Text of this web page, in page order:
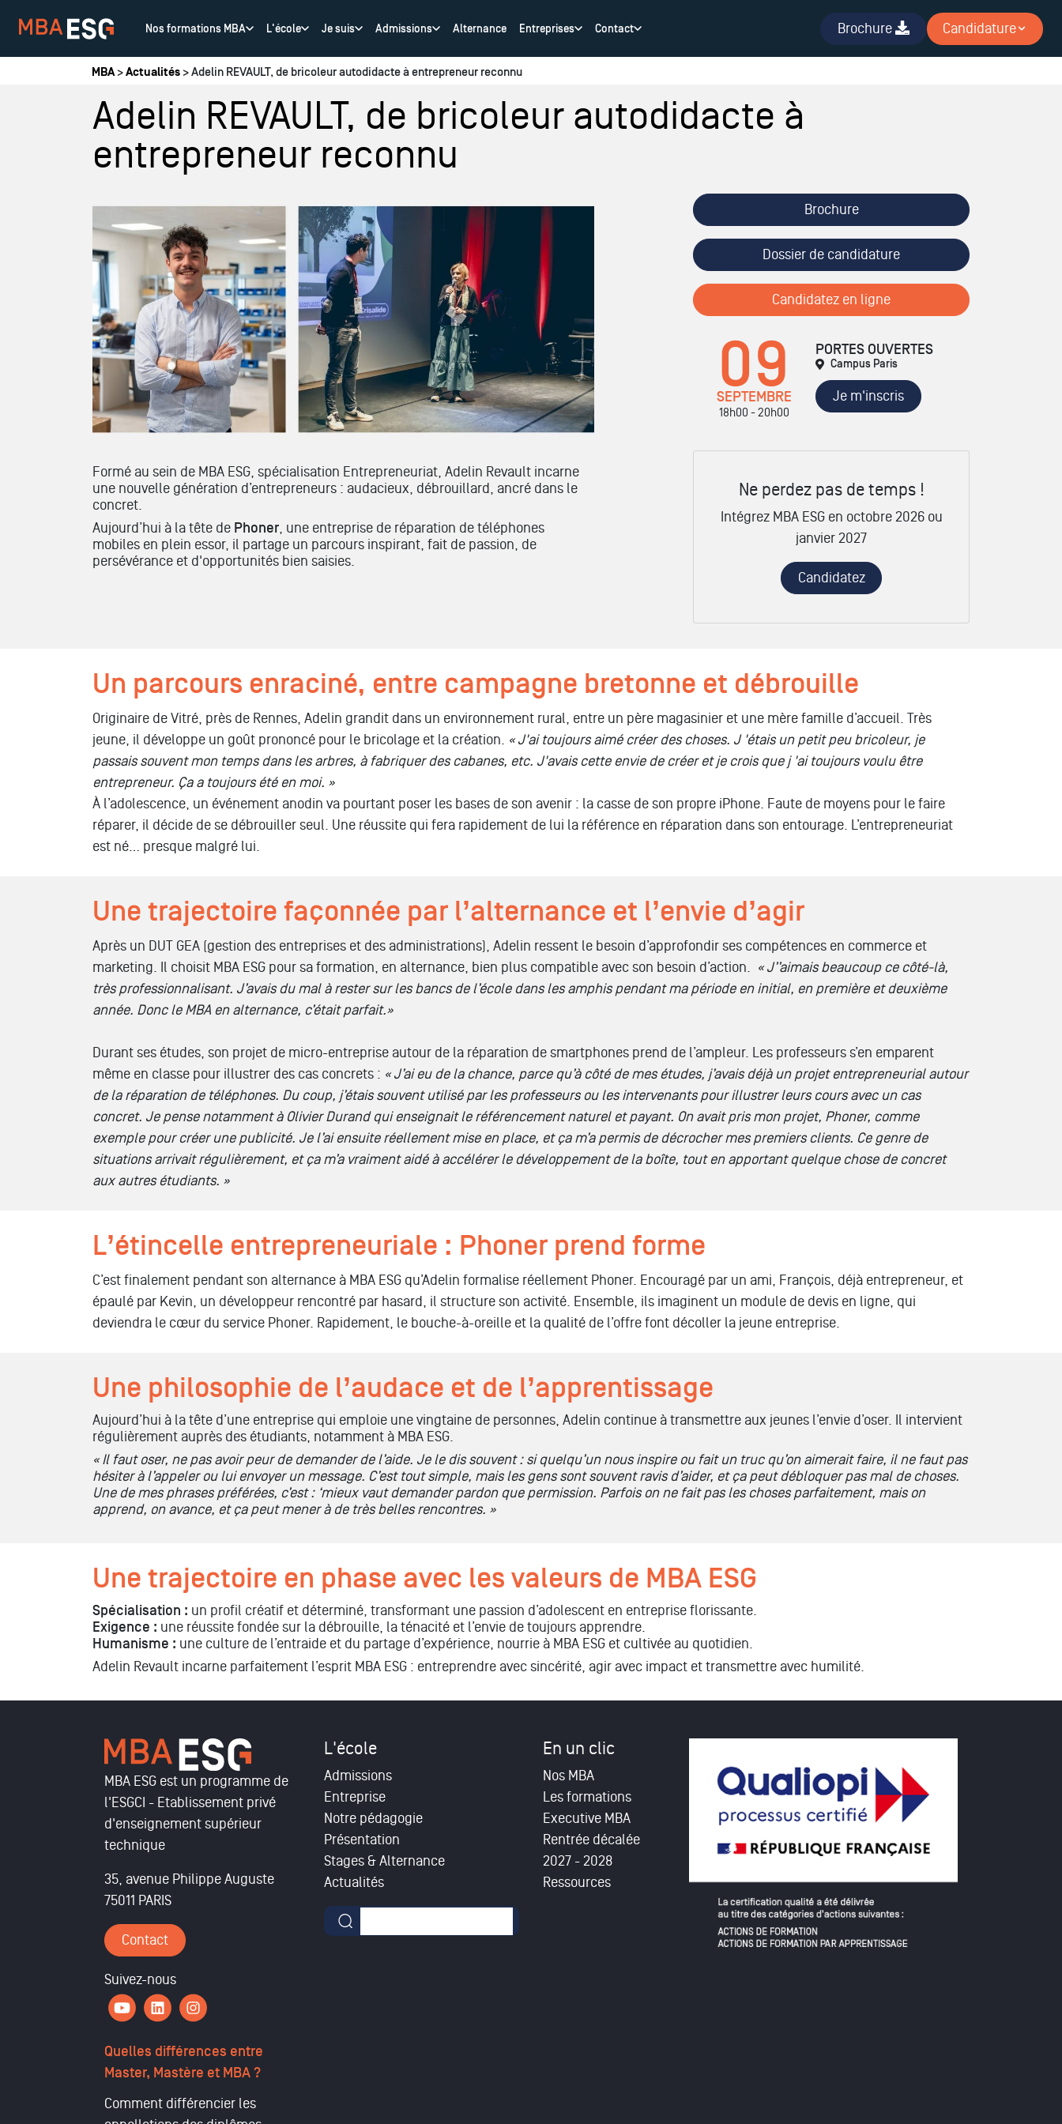
Vous êtes ici
MBA>Actualités > Adelin REVAULT, de bricoleur autodidacte à entrepreneur reconnu
Adelin REVAULT, de bricoleur autodidacte à
entrepreneur reconnu
Formé au sein de MBA ESG, spécialisation Entrepreneuriat, Adelin Revault incarne
une nouvelle génération d’entrepreneurs : audacieux, débrouillard, ancré dans le
concret.
Aujourd’hui à la tête de Phoner , une entreprise de réparation de téléphones
mobiles en plein essor, il partage un parcours inspirant, fait de passion, de
persévérance et d'opportunités bien saisies.
Brochure
Dossier de candidature
Candidatez en ligne
09
SEPTEMBRE
18h00 - 20h00
PORTES OUVERTES
Campus Paris
Je m'inscris
Ne perdez pas de temps !
Intégrez MBA ESG en octobre 2026 ou
janvier 2027
Candidatez
Un parcours enraciné, entre campagne bretonne et débrouille
Originaire de Vitré, près de Rennes, Adelin grandit dans un environnement rural, entre un père magasinier et une mère famille d’accueil. Très
jeune, il développe un goût prononcé pour le bricolage et la création. «J'ai toujours aimé créer des choses. J 'étais un petit peu bricoleur, je
passais souventmon tempsdans les arbres, à fabriquer des cabanes, etc. J'avais cette envie de créeret je crois que j 'ai toujours voulu être
entrepreneur. Ça a toujours été en moi. »
À l’adolescence, un événement anodin va pourtant poser les bases de son avenir : la casse de son propre iPhone. Faute de moyens pour le faire
réparer, il décide de se débrouiller seul. Une réussite qui fera rapidement de lui la référence en réparation dans son entourage. L’entrepreneuriat
est né… presque malgré lui.
Une trajectoire façonnée par l’alternance et l’envie d’agir
Après un DUT GEA (gestion des entreprises et des administrations), Adelin ressent le besoin d’approfondir ses compétences en commerce et
marketing. Il choisit MBA ESG pour sa formation, en alternance, bien plus compatible avec son besoin d’action. «J’’aimais beaucoup ce côté-là,
très professionnalisant. J’avais du mal à rester sur les bancs de l’école dans les amphis pendant ma période en initial, en première et deuxième
année. Donc le MBA en alternance, c’était parfait.»
Durant ses études, son projet de micro-entreprise autour de la réparation de smartphones prend de l’ampleur. Les professeurs s’en emparent
même en classe pour illustrer des cas concrets : « J’ai eu de la chance, parce qu’à côté de mes études, j’avais déjà un projet entrepreneurial autour
de la réparation de téléphones. Du coup, j’étais souvent utilisé par les professeurs ou les intervenants pour illustrer leurs cours avec un cas
concret. Je pense notamment à Olivier Durand qui enseignait le référencement naturel et payant. On avait pris mon projet, Phoner, comme
exemple pour créer une publicité. Je l’ai ensuite réellement mise en place, et ça m’a permis de décrocher mes premiers clients. Ce genre de
situations arrivait régulièrement, etça m’a vraiment aidé à accélérer le développement de la boîte, tout en apportant quelque chose de concret
aux autres étudiants. »
L’étincelle entrepreneuriale : Phoner prend forme
C’est finalement pendant son alternance à MBA ESG qu’Adelin formalise réellement Phoner. Encouragé par un ami, François, déjà entrepreneur, et
épaulé par Kevin, un développeur rencontré par hasard, il structure son activité. Ensemble, ils imaginent un module de devis en ligne, qui
deviendra le cœur du service Phoner. Rapidement, le bouche-à-oreille et la qualité de l’offre font décoller la jeune entreprise.
Une philosophie de l’audace et de l’apprentissage
Aujourd’hui à la tête d’une entreprise qui emploie une vingtaine de personnes, Adelin continue à transmettre aux jeunes l’envie d’oser. Il intervient
régulièrement auprès des étudiants, notamment à MBA ESG.
«Il faut oser, ne pas avoir peur de demander de l’aide. Je le dis souvent : si quelqu’un nous inspire ou fait un truc qu’on aimerait faire, il nefaut pas
hésiter à l’appeler ou lui envoyer un message. C’est tout simple, mais les gens sont souvent ravis d’aider, et ça peut débloquer pas mal de choses.
Une de mes phrases préférées, c’est : ‘mieux vaut demander pardon que permission. Parfois on ne fait pas les choses parfaitement, mais on
apprend, on avance, et ça peut mener à de très belles rencontres. »
Une trajectoire en phase avec les valeurs de MBA ESG
Spécialisation : un profil créatif et déterminé, transformant une passion d’adolescent en entreprise florissante.
Exigence : une réussite fondée sur la débrouille, la ténacité et l’envie de toujours apprendre.
Humanisme : une culture de l’entraide et du partage d’expérience, nourrie à MBA ESG et cultivée au quotidien.
Adelin Revault incarne parfaitement l’esprit MBA ESG : entreprendre avec sincérité, agir avec impact et transmettre avec humilité.
Nos formations MBA L'école Je suis Admissions Alternance Entreprises Contact Brochure Candidature
MBA ESG est un programme de
l'ESGCI - Etablissement privé
d'enseignement supérieur
technique
35, avenue Philippe Auguste
75011 PARIS
Contact
Suivez-nous
Quelles différences entre
Master, Mastère et MBA ?
Comment différencier les
L'école
Admissions
Entreprise
Notre pédagogie
Présentation
Stages & Alternance
Actualités
Formulaire de recherche
En un clic
Nos MBA
Les formations
Executive MBA
Rentrée décalée
2027 - 2028
Ressources